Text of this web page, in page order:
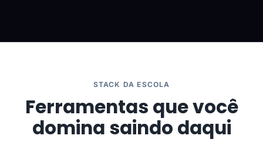
STACK DA ESCOLA
Ferramentas que você
domina saindo daqui